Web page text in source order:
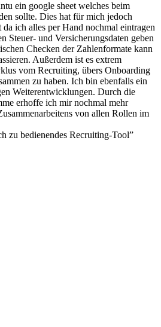
ein google sheet welches beim
sollte. Dies hat für mich jedoch
ich alles per Hand nochmal eintragen
Steuer- und Versicherungsdaten geben
Checken der Zahlenformate kann
Außerdem ist es extrem
vom Recruiting, übers Onboarding
zu haben. Ich bin ebenfalls ein
Weiterentwicklungen. Durch die
erhoffe ich mir nochmal mehr
von allen Rollen im
zu bedienendes Recruiting-Tool”